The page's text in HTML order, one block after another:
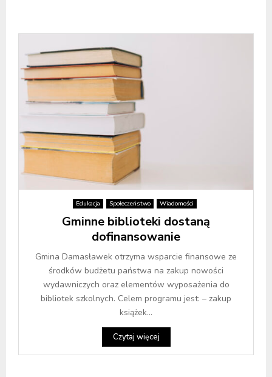
Edukacja Społeczeństwo Wiadomości
Gminne biblioteki dostaną
dofinansowanie
Gmina Damasławek otrzyma wsparcie finansowe ze
środków budżetu państwa na zakup nowości
wydawniczych oraz elementów wyposażenia do
bibliotek szkolnych. Celem programu jest: – zakup
książek...
Czytaj więcej